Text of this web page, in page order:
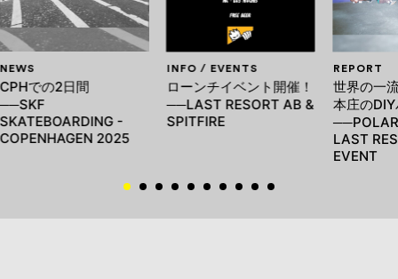
NEWS
CPHでの2日間
──SKF
SKATEBOARDING -
COPENHAGEN 2025
INFO / EVENTS
ローンチイベント開催！
──LAST RESORT AB &
SPITFIRE
REPORT
世界の一
本庄の
LAST
EVENT